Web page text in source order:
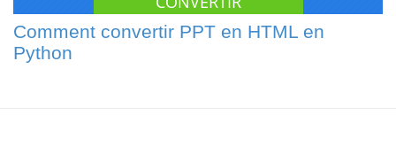
Comment convertir PPT en HTML en
Python